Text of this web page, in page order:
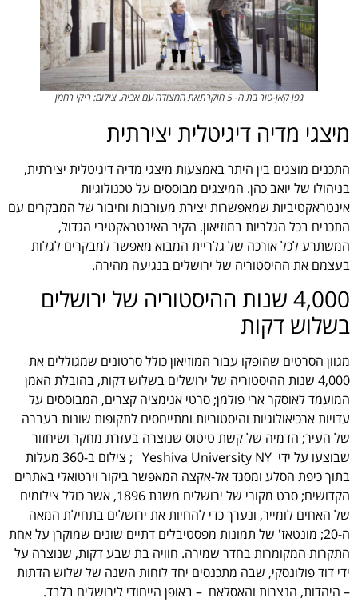
גפן קאן-טור בת ה- 5 חוקרתאת המצודה עם אביה. צילום: ריקי רחמן
מיצגי מדיה דיגיטלית יצירתית
התכנים מוצגים בין היתר באמצעות מיצגי מדיה דיגיטלית יצירתית,
בניהולו של יואב כהן. המיצגים מבוססים על טכנולוגיות
אינטראקטיביות שמאפשרות יצירת מעורבות וחיבור של המבקרים עם
התכנים בכל הגלריות במוזיאון. הקיר האינטראקטיבי הגדול,
המשתרע לכל אורכה של גלריית המבוא מאפשר למבקרים לגלות
בעצמם את ההיסטוריה של ירושלים בנגיעה מהירה.
4,000 שנות ההיסטוריה של ירושלים
בשלוש דקות
מגוון הסרטים שהופקו עבור המוזיאון כולל סרטונים שמגוללים את
4,000 שנות ההיסטוריה של ירושלים בשלוש דקות, בהובלת האמן
המועמד לאוסקר ארי פולמן; סרטי אנימציה קצרים, המבוססים על
עדויות ארכיאולוגיות והיסטוריות ומתייחסים לתקופות שונות בעברה
של העיר; הדמיה של קשת טיטוס שנוצרה בעזרת מחקר ושיחזור
שבוצעו על ידי Yeshiva University NY ; צילום ב-360 מעלות
בתוך כיפת הסלע ומסגד אל-אקצה המאפשר ביקור וירטואלי באתרים
הקדושים; סרט מקורי של ירושלים משנת 1896, אשר כולל צילומים
של האחים לומייר, ונערך כדי להחיות את ירושלים בתחילת המאה
ה-20; מונטאז' של תמונות מפסטיבלים דתיים שונים שמוקרן על אחת
התקרות המקומרות בחדר שמירה. חוויה בת שבע דקות, שנוצרה על
ידי דוד פולונסקי, שבה מתכנסים יחד לוחות השנה של שלוש הדתות
– היהדות, הנצרות והאסלאם – באופן הייחודי לירושלים בלבד.